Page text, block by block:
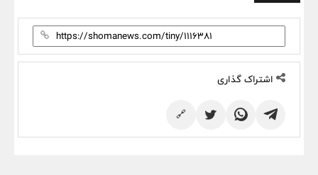
اشتراک گذاری
🔗